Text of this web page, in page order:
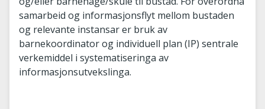
samarbeid og informasjonsflyt mellom bustaden
og relevante instansar er bruk av
barnekoordinator og individuell plan (IP) sentrale
verkemiddel i systematiseringa av
informasjonsutvekslinga.